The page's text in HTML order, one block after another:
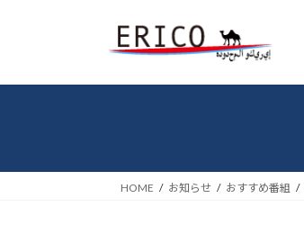
HOME お知らせ おすすめ番組